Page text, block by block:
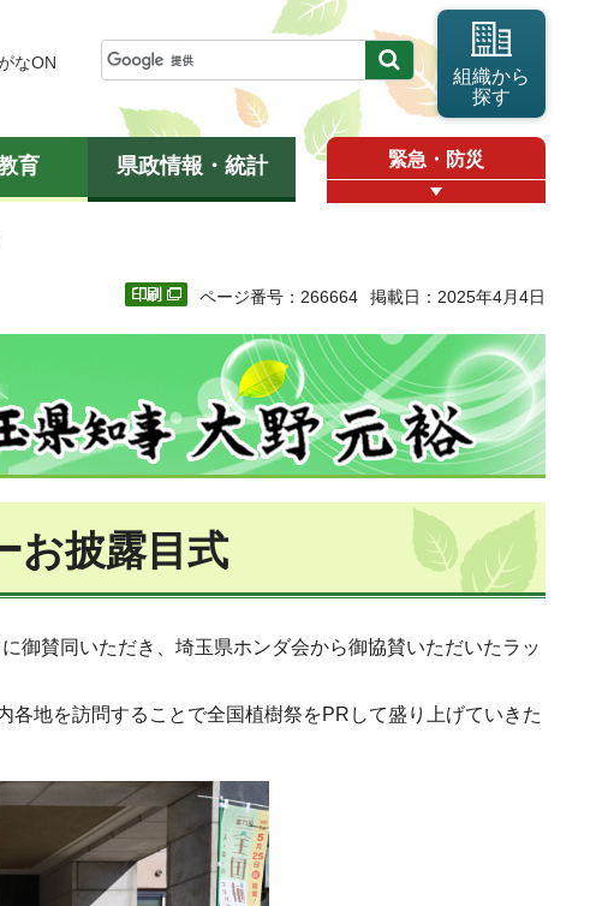
なON
組織から
探す
育 県政情報・統計 緊急・防災
ページ番号：266664 掲載日：2025年4月4日
お披露目式
御賛同いただき、埼玉県ホンダ会から御協賛いただいたラッ
地を訪問することで全国植樹祭をPRして盛り上げていきた